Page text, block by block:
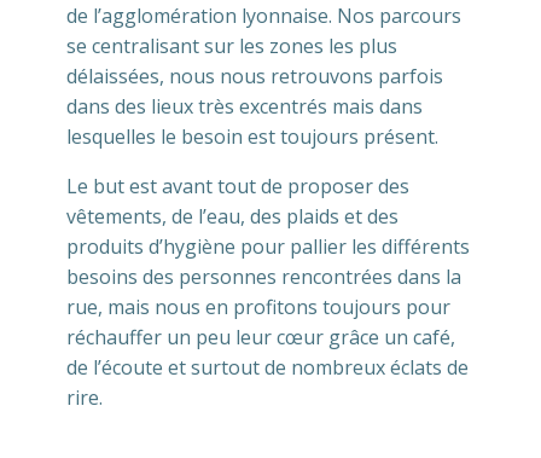
de l’agglomération lyonnaise. Nos parcours
se centralisant sur les zones les plus
délaissées, nous nous retrouvons parfois
dans des lieux très excentrés mais dans
lesquelles le besoin est toujours présent.
Le but est avant tout de proposer des
vêtements, de l’eau, des plaids et des
produits d’hygiène pour pallier les différents
besoins des personnes rencontrées dans la
rue, mais nous en profitons toujours pour
réchauffer un peu leur cœur grâce un café,
de l’écoute et surtout de nombreux éclats de
rire.